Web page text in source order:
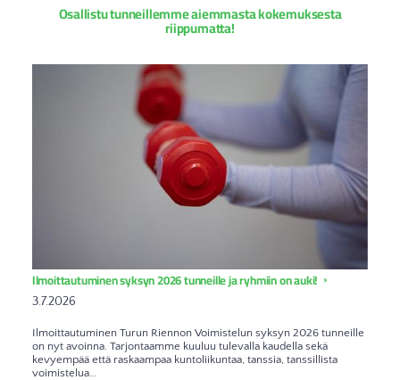
Osallistu tunneillemme aiemmasta kokemuksesta
riippumatta!
Ilmoittautuminen syksyn 2026 tunneille ja ryhmiin on auki!
3.7.2026
Ilmoittautuminen Turun Riennon Voimistelun syksyn 2026 tunneille
on nyt avoinna. Tarjontaamme kuuluu tulevalla kaudella sekä
kevyempää että raskaampaa kuntoliikuntaa, tanssia, tanssillista
voimistelua…